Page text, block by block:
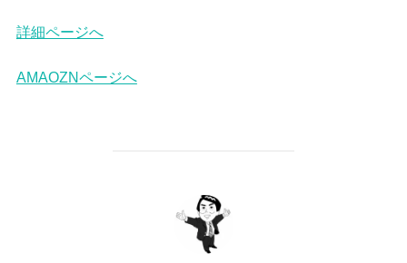
詳細ページへ
AMAOZNページへ
投稿者